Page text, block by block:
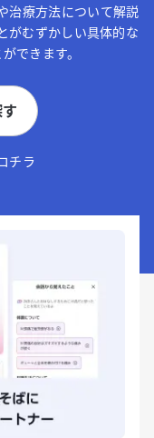
治療方法について解説
がむずかしい具体的な
できます。
チラ